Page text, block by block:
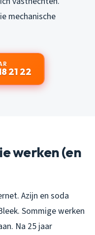
mechanische
21 22
werken (en
Azijn en soda
Sommige werken
Na 25 jaar